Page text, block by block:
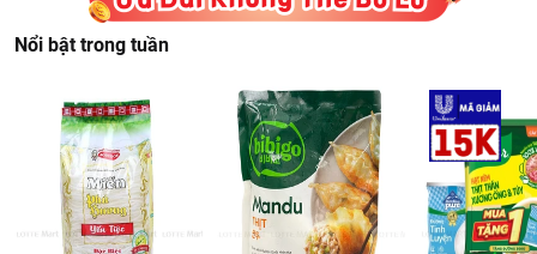
Nổi bật trong tuần